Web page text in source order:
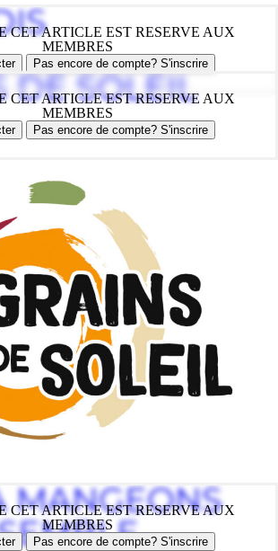
CET ARTICLE EST RESERVE AUX
MEMBRES
Pas encore de compte? S'inscrire
CET ARTICLE EST RESERVE AUX
MEMBRES
Pas encore de compte? S'inscrire
DE SOLEIL
CET ARTICLE EST RESERVE AUX
MEMBRES
Pas encore de compte? S'inscrire
MANGEONS